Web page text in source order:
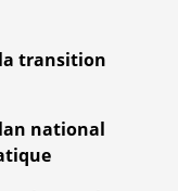
transition
national